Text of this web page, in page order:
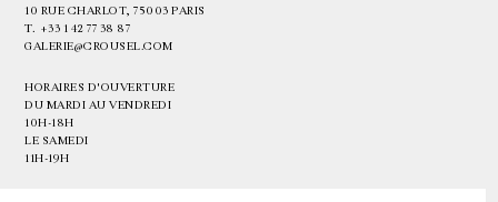
10 RUE CHARLOT, 75003 PARIS
T. +33 1 42 77 38 87
GALERIE@CROUSEL.COM
HORAIRES D'OUVERTURE
DU MARDI AU VENDREDI
10H-18H
LE SAMEDI
11H-19H